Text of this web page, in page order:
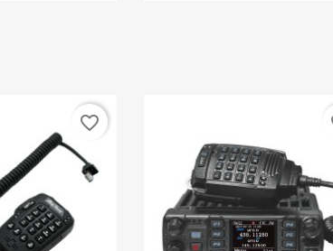
favorite_border